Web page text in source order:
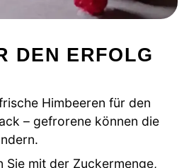
DEN ERFOLG
Himbeeren für den
– gefrorene können die
Sie mit der Zuckermenge,